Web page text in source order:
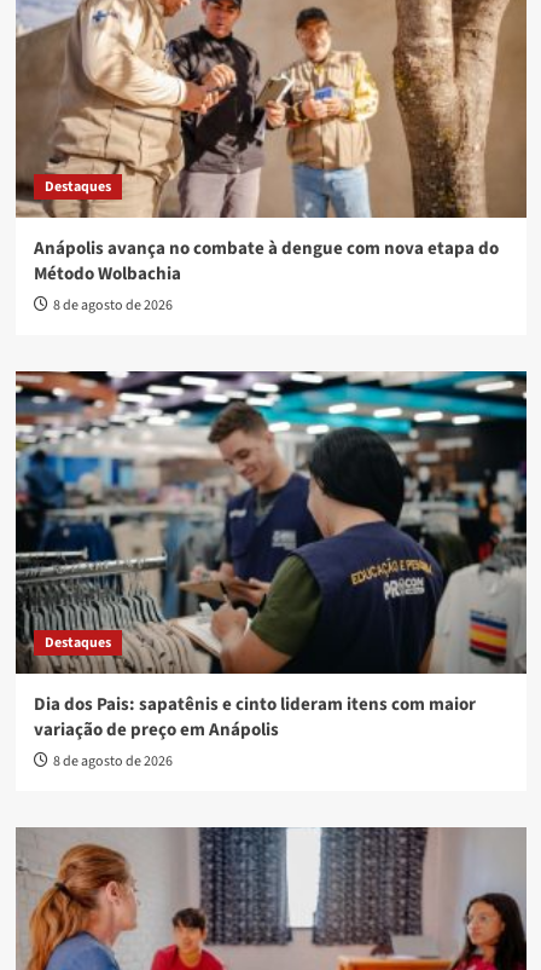
Destaques
Anápolis avança no combate à dengue com nova etapa do
Método Wolbachia
8 de agosto de 2026
Destaques
Dia dos Pais: sapatênis e cinto lideram itens com maior
variação de preço em Anápolis
8 de agosto de 2026